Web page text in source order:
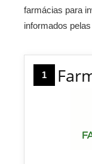
farmácias para
informados
1